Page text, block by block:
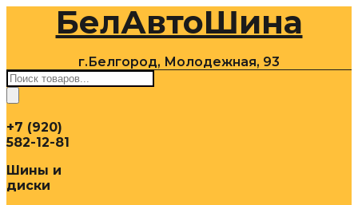
содержимомуБелАвтоШина
г.Белгород, Молодежная, 93
Поиск
товаров
+7 (920)
582-12-81
Шины и
диски